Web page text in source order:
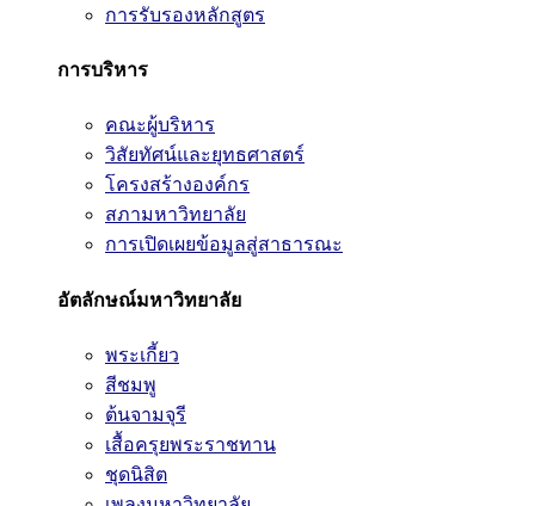
การรับรองหลักสูตร
การบริหาร
คณะผู้บริหาร
วิสัยทัศน์และยุทธศาสตร์
โครงสร้างองค์กร
สภามหาวิทยาลัย
การเปิดเผยข้อมูลสู่สาธารณะ
อัตลักษณ์มหาวิทยาลัย
พระเกี้ยว
สีชมพู
ต้นจามจุรี
เสื้อครุยพระราชทาน
ชุดนิสิต